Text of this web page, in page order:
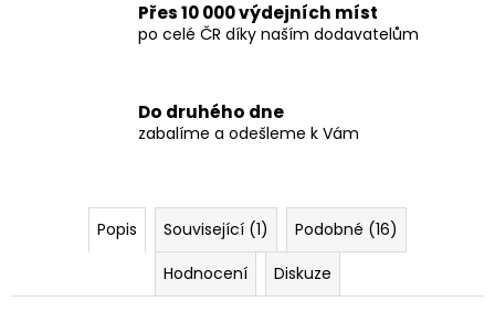
Přes 10 000 výdejních míst
po celé ČR díky naším dodavatelům
Do druhého dne
zabalíme a odešleme k Vám
Popis Související (1)
Podobné (16)
Hodnocení
Diskuze